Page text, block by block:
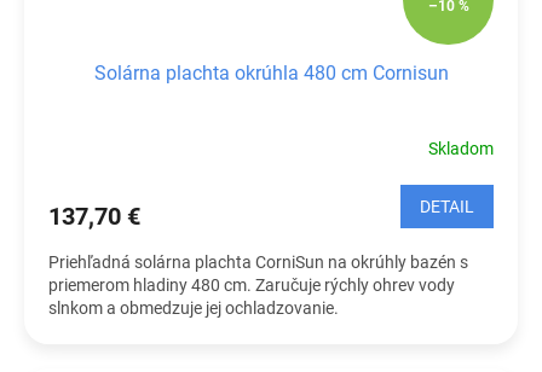
–10 %
Solárna plachta okrúhla 480 cm Cornisun
Skladom
137,70 € DETAIL
Priehľadná solárna plachta CorniSun na okrúhly bazén s
priemerom hladiny 480 cm. Zaručuje rýchly ohrev vody
slnkom a obmedzuje jej ochladzovanie.